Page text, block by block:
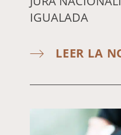
IGUALADA
LEER LA